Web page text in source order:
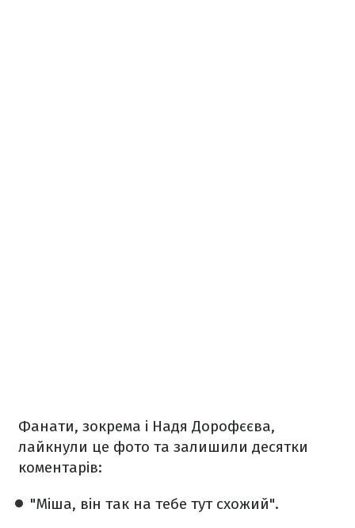
Фанати, зокрема і Надя Дорофєєва,
лайкнули це фото та залишили десятки
коментарів:
"Міша, він так на тебе тут схожий".